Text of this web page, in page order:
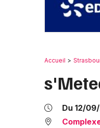
Accueil
Du 12/